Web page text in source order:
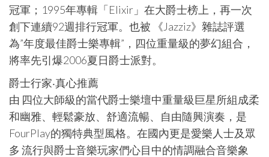
冠軍；1995年專輯「Elixir」在大爵士榜上，再一次
創下連續92週排行冠軍。也被 《Jazziz》雜誌評選
為”年度最佳爵士樂專輯”，四位重量級的夢幻組合，
將率先引爆2006夏日爵士派對。
爵士行家‧真心推薦
由 四位大師級的當代爵士樂壇中重量級巨星所組成柔
和幽雅、輕鬆豪放、舒適流暢、自由隨興演奏，是
FourPlay的獨特典型風格。在國內更是愛樂人士及眾
多 流行與爵士音樂玩家們心目中的情調融合音樂象